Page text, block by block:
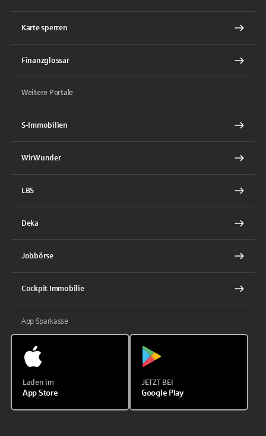
Karte sperren
Finanzglossar
Weitere Portale
S-Immobilien
WirWunder
LBS
Deka
Jobbörse
Cockpit Immobilie
App Sparkasse
Laden im
App Store
JETZT BEI
Google Play